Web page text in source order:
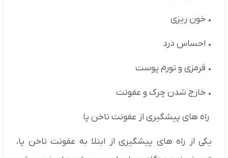
• خون ریزی
• احساس درد
• قرمزی و تورم پوست
• خارج شدن چرک و عفونت
راه های پیشگیری از عفونت ناخن پا
یکی از راه های پیشگیری از ابتلا به عفونت ناخن پا،